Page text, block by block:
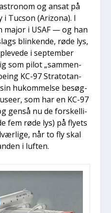
og ansat på
Tuc­son (Arizo­na). I
major i USAF — og han
blin­ken­de, røde lys,
i sep­tem­ber
som pilot „sam­men­
KC-97 Stra­to­tan­
hukom­mel­se besøg­
som har en KC-97
genså nu de for­skel­li­
fem røde lys) på fly­ets
når to fly skal
i luf­ten.